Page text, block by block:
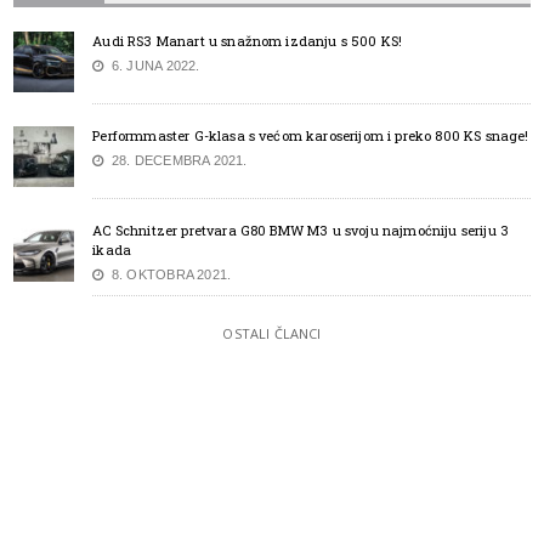
Audi RS3 Manart u snažnom izdanju s 500 KS!
6. JUNA 2022.
Performmaster G-klasa s većom karoserijom i preko 800 KS snage!
28. DECEMBRA 2021.
AC Schnitzer pretvara G80 BMW M3 u svoju najmoćniju seriju 3
ikada
8. OKTOBRA 2021.
OSTALI ČLANCI